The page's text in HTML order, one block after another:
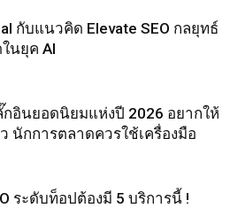
กับแนวคิด Elevate SEO กลยุทธ์
นยุค AI
กอินยอดนิยมแห่งปี 2026 อยากให้
นักการตลาดควรใช้เครื่องมือ
ระดับท็อปต้องมี 5 บริการนี้ !